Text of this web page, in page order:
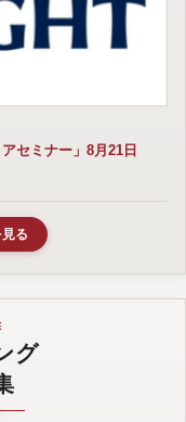
セミナー」8月21日
る
グ